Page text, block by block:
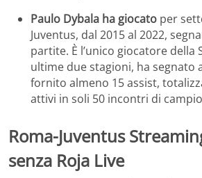
Paulo Dybala ha giocato per
Juventus, dal 2015 al 2022,
partite. È l’unico giocatore della
ultime due stagioni, ha segnato
fornito almeno 15 assist,
attivi in soli 50 incontri di
Roma-Juventus
senza Roja Live